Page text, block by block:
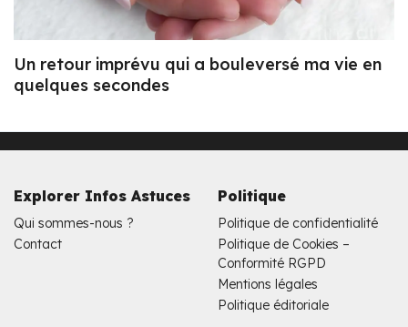
Un retour imprévu qui a bouleversé ma vie en
quelques secondes
Explorer Infos Astuces
Qui sommes-nous ?
Contact
Politique
Politique de confidentialité
Politique de Cookies –
Conformité RGPD
Mentions légales
Politique éditoriale